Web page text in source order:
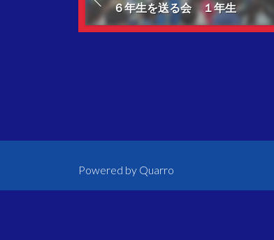
６年生を送る会 １年生
Powered by Quarro